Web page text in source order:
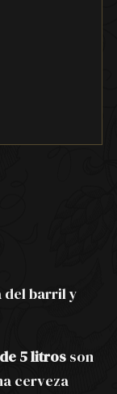
del barril y
5 litros son
cerveza